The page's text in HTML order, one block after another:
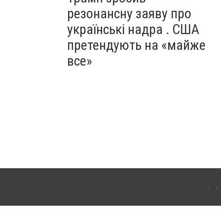
резонансну заяву про
українські надра . США
претендують на «майже
все»